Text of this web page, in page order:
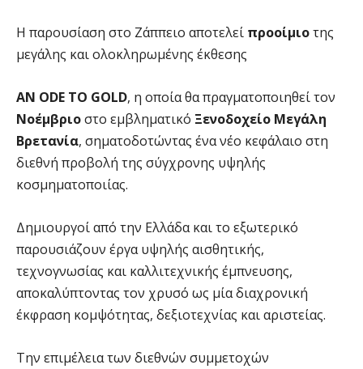
Η παρουσίαση στο Ζάππειο αποτελεί προοίμιοτης
μεγάλης και ολοκληρωμένης έκθεσης
AN ODE TO GOLD, η οποία θα πραγματοποιηθεί τον
Νοέμβριοστο εμβληματικό Ξενοδοχείο Μεγάλη
Βρετανία, σηματοδοτώντας ένα νέο κεφάλαιο στη
διεθνή προβολή της σύγχρονης υψηλής
κοσμηματοποιίας.
Δημιουργοί από την Ελλάδα και το εξωτερικό
παρουσιάζουν έργα υψηλής αισθητικής,
τεχνογνωσίας και καλλιτεχνικής έμπνευσης,
αποκαλύπτοντας τον χρυσό ως μία διαχρονική
έκφραση κομψότητας, δεξιοτεχνίας και αριστείας.
Την επιμέλεια των διεθνών συμμετοχών